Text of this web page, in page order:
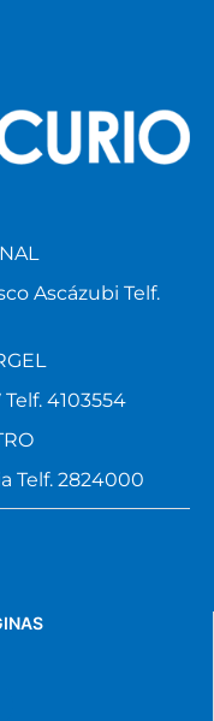
Ascázubi Telf.
Telf. 4103554
Telf. 2824000